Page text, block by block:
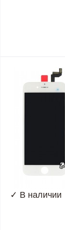
✓ В наличии